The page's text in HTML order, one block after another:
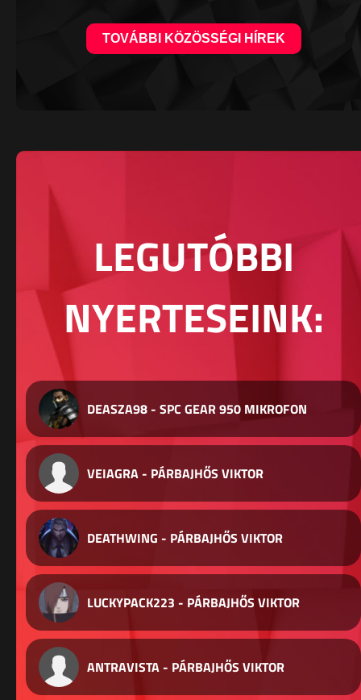
TOVÁBBI KÖZÖSSÉGI HÍREK
LEGUTÓBBI
NYERTESEINK:
DEASZA98 - SPC GEAR 950 MIKROFON
VEIAGRA - PÁRBAJHŐS VIKTOR
DEATHWING - PÁRBAJHŐS VIKTOR
LUCKYPACK223 - PÁRBAJHŐS VIKTOR
ANTRAVISTA - PÁRBAJHŐS VIKTOR